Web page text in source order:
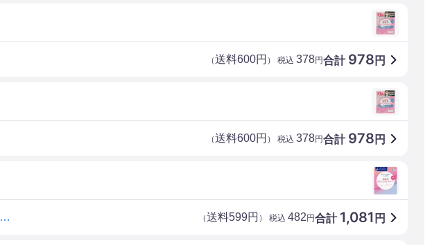
合計 978 円
（送料600円 ） 税込 378円
合計 978 円
（送料600円 ） 税込 378円
オカモト 弱酸性クリーンシャワープラス ビデ 4本入 ( 使い切りビデ ) 短めノズル・ジャバラネックのソフトボトル ( 497 合計 1,081 円
（送料599円 ） 税込 482円